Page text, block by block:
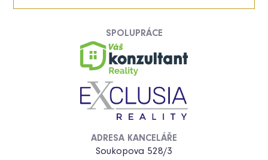
SPOLUPRÁCE
ADRESA KANCELÁŘE
Soukopova 528/3